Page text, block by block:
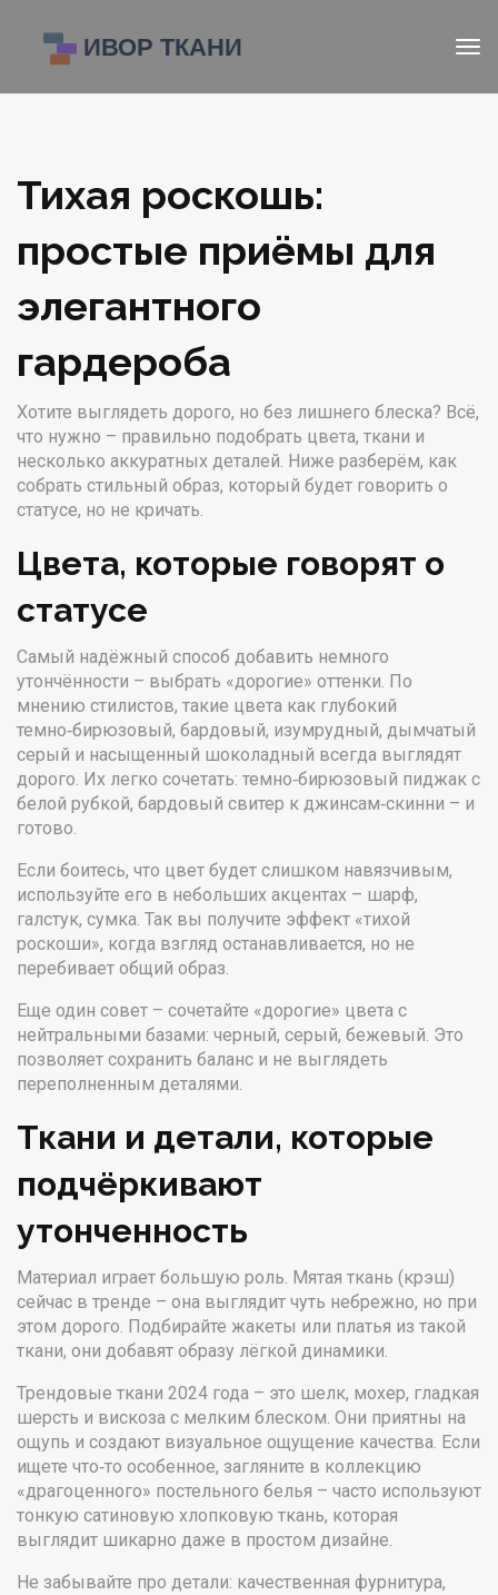
Тихая роскошь:
простые приёмы для
элегантного
гардероба
Хотите выглядеть дорого, но без лишнего блеска? Всё,
что нужно – правильно подобрать цвета, ткани и
несколько аккуратных деталей. Ниже разберём, как
собрать стильный образ, который будет говорить о
статусе, но не кричать.
Цвета, которые говорят о
статусе
Самый надёжный способ добавить немного
утончённости – выбрать «дорогие» оттенки. По
мнению стилистов, такие цвета как глубокий
темно‑бирюзовый, бардовый, изумрудный, дымчатый
серый и насыщенный шоколадный всегда выглядят
дорого. Их легко сочетать: темно‑бирюзовый пиджак с
белой рубкой, бардовый свитер к джинсам‑скинни – и
готово.
Если боитесь, что цвет будет слишком навязчивым,
используйте его в небольших акцентах – шарф,
галстук, сумка. Так вы получите эффект «тихой
роскоши», когда взгляд останавливается, но не
перебивает общий образ.
Еще один совет – сочетайте «дорогие» цвета с
нейтральными базами: черный, серый, бежевый. Это
позволяет сохранить баланс и не выглядеть
переполненным деталями.
Ткани и детали, которые
подчёркивают
утонченность
Материал играет большую роль. Мятая ткань (крэш)
сейчас в тренде – она выглядит чуть небрежно, но при
этом дорого. Подбирайте жакеты или платья из такой
ткани, они добавят образу лёгкой динамики.
Трендовые ткани 2024 года – это шелк, мохер, гладкая
шерсть и вискоза с мелким блеском. Они приятны на
ощупь и создают визуальное ощущение качества. Если
ищете что‑то особенное, загляните в коллекцию
«драгоценного» постельного белья – часто используют
тонкую сатиновую хлопковую ткань, которая
выглядит шикарно даже в простом дизайне.
Не забывайте про детали: качественная фурнитура,